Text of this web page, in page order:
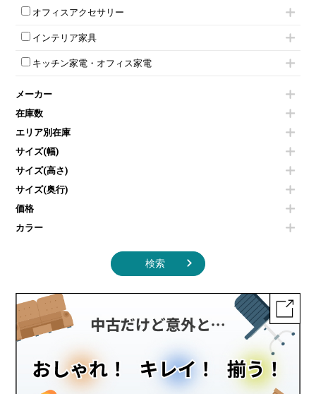
ダイヤル錠ロッカー
ワードローブ・クローゼット
会議テーブルW1800～
平行スタックテーブル
会議テーブルその他
ミーティングチェアその他
パーテーションその他
壁掛けホワイトボード
ホワイトボードその他
電話機（ビジネスフォン）
シュレッダー
スクリーン
その他OA機器
オフィスアクセサリー
チェア用台車
演台・講演台・演説台
防音パネル
コートハンガー・ポールハンガー
傘立て
食器棚・キッチンキャビネット
カタログスタンド
オフィスアクセサリーその他
インテリア家具
モールドチェア
ダイニングチェア
カウンターテーブル
センターテーブル・サイドテーブル
ベンチ・スツール
ソファ
シェルフ
ダストボックス（ゴミ箱）
インテリア家具その他
キッチン家電・オフィス家電
冷蔵庫・洗濯機
空気清浄機・加湿器
液晶テレビ・モニター類
エアコン
掃除機
季節家電
メーカー
在庫数
エリア別在庫
サイズ(幅)
サイズ(高さ)
サイズ(奥行)
価格
カラー
検索